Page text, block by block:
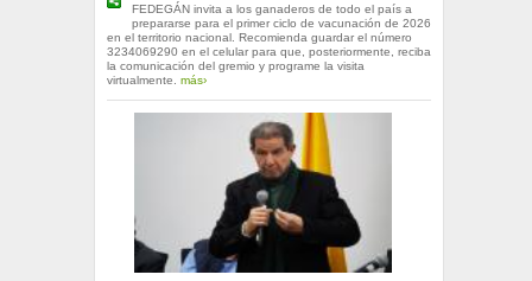
FEDEGÁN invita a los ganaderos de todo el país a
prepararse para el primer ciclo de vacunación de 2026
en el territorio nacional. Recomienda guardar el número
3234069290 en el celular para que, posteriormente, reciba
la comunicación del gremio y programe la visita
virtualmente. más›